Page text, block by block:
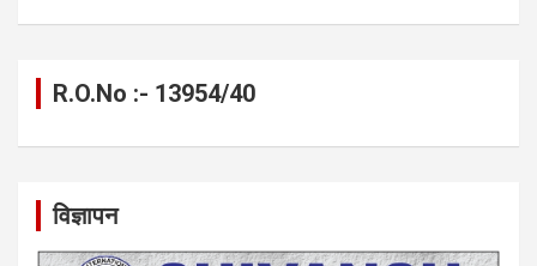
R.O.No :- 13954/40
विज्ञापन